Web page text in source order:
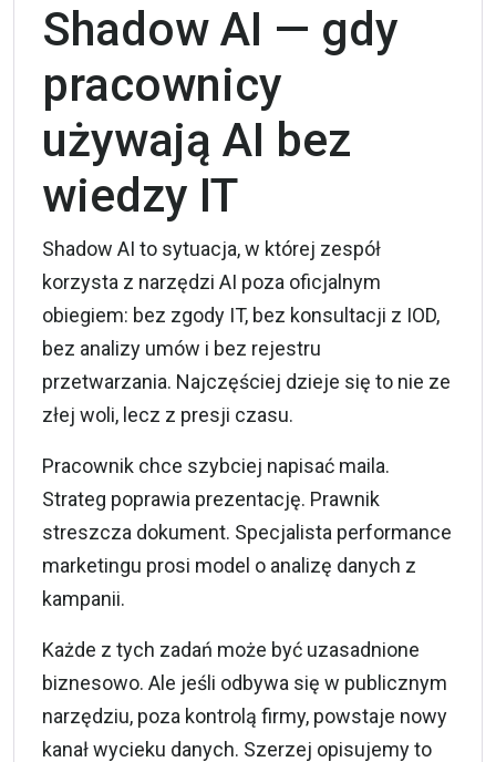
Shadow AI — gdy
pracownicy
używają AI bez
wiedzy IT
Shadow AI to sytuacja, w której zespół
korzysta z narzędzi AI poza oficjalnym
obiegiem: bez zgody IT, bez konsultacji z IOD,
bez analizy umów i bez rejestru
przetwarzania. Najczęściej dzieje się to nie ze
złej woli, lecz z presji czasu.
Pracownik chce szybciej napisać maila.
Strateg poprawia prezentację. Prawnik
streszcza dokument. Specjalista performance
marketingu prosi model o analizę danych z
kampanii.
Każde z tych zadań może być uzasadnione
biznesowo. Ale jeśli odbywa się w publicznym
narzędziu, poza kontrolą firmy, powstaje nowy
kanał wycieku danych. Szerzej opisujemy to